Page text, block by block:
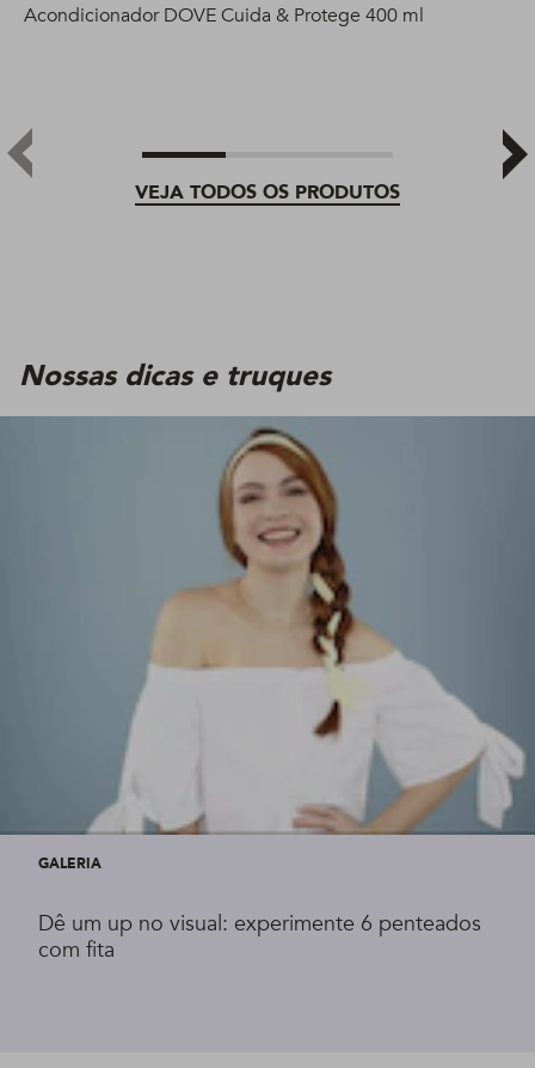
VEJA TODOS OS PRODUTOS
Acondicionador DOVE Cuida & Protege 400 ml
Nossas dicas e truques
GALERIA
Dê um up no visual: experimente 6 penteados
com fita